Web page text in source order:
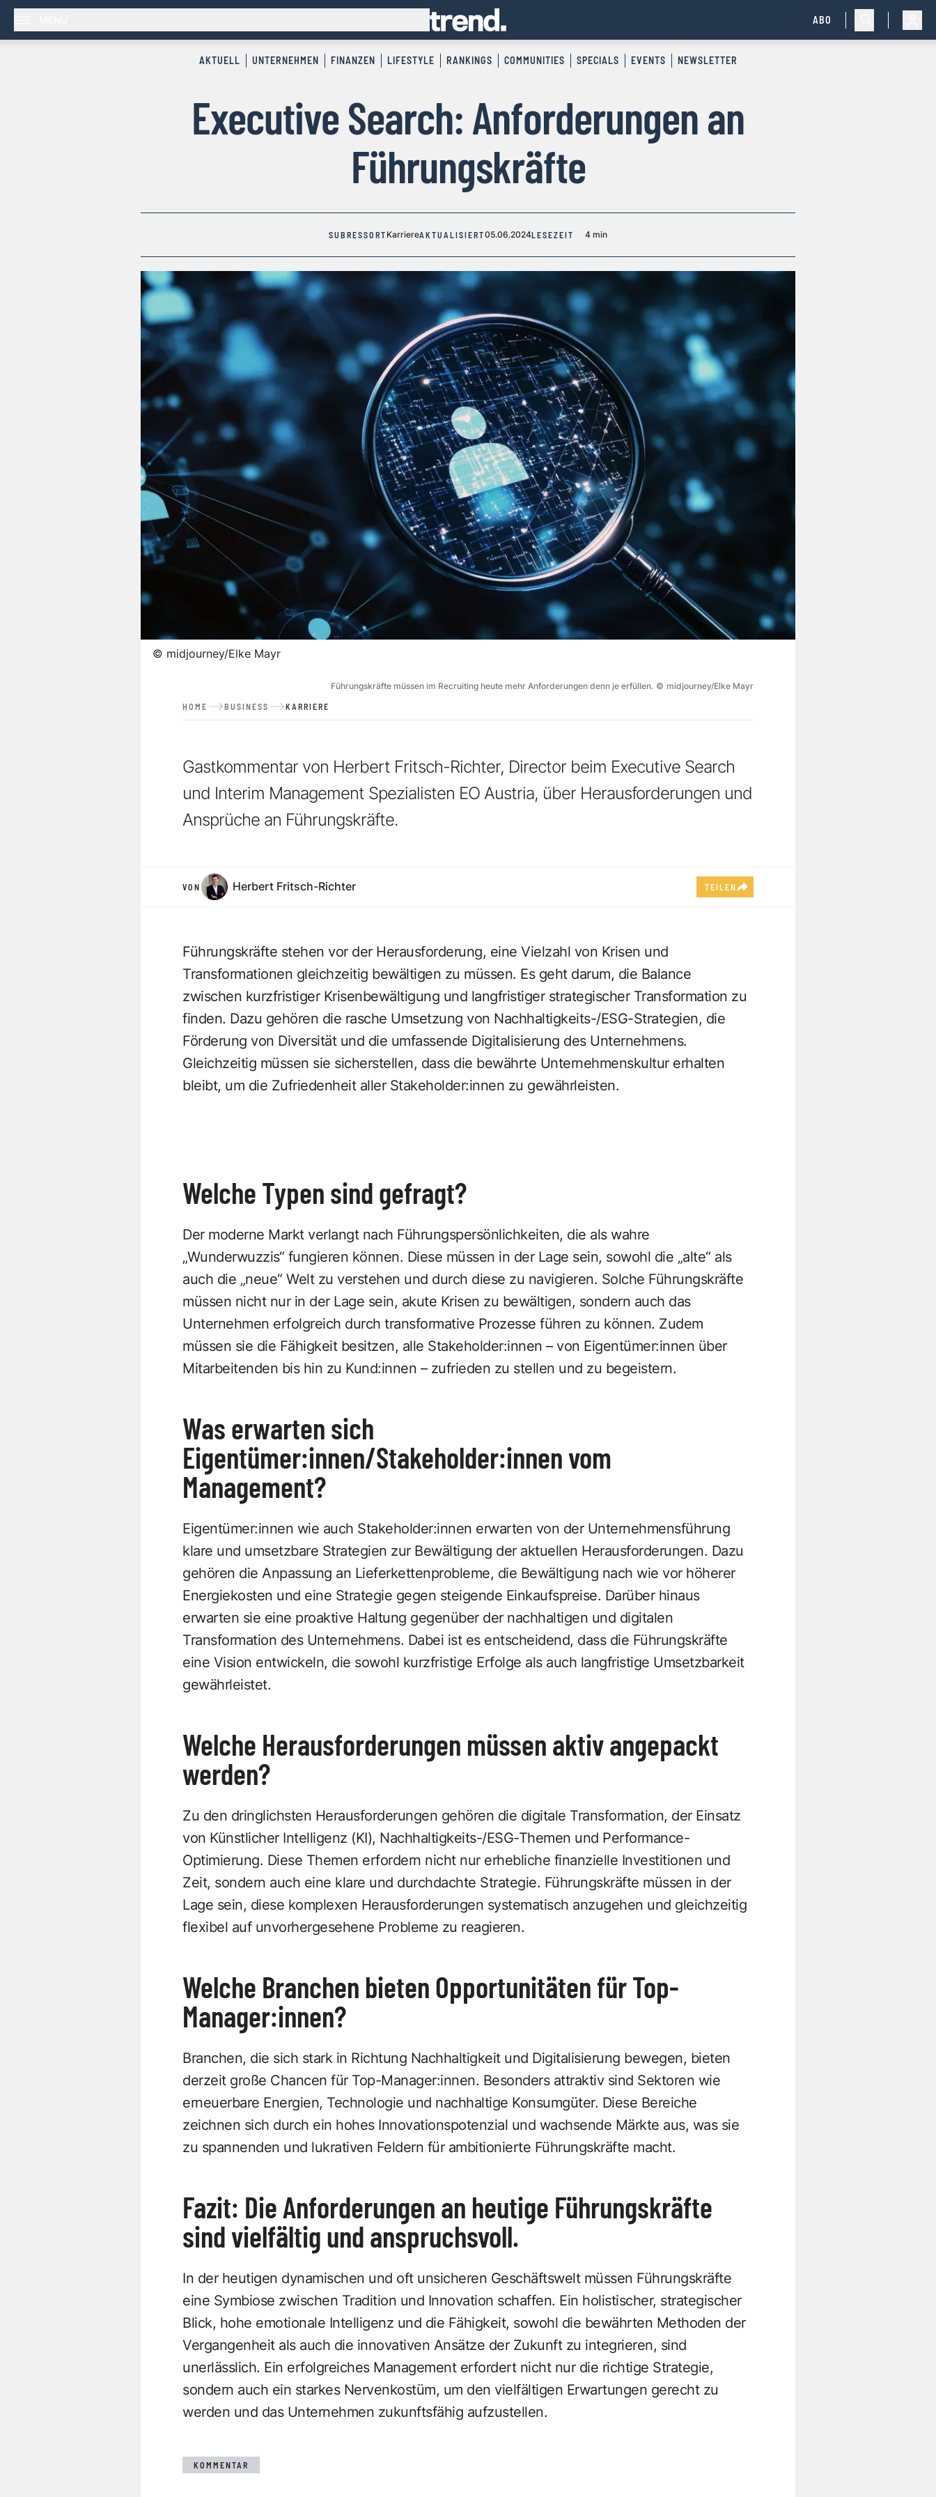
ABO
AKTUELL UNTERNEHMEN FINANZEN LIFESTYLE RANKINGS COMMUNITIES SPECIALS EVENTS NEWSLETTER
Executive Search: Anforderungen an
Führungskräfte
SUBRESSORT KarriereAKTUALISIERT05.06.2024LESEZEIT 4 min
© midjourney/Elke Mayr
Führungskräfte müssen im Recruiting heute mehr Anforderungen denn je erfüllen. © midjourney/Elke Mayr
HOME BUSINESS KARRIERE
Gastkommentar von Herbert Fritsch-Richter, Director beim Executive Search
und Interim Management Spezialisten EO Austria, über Herausforderungen und
Ansprüche an Führungskräfte.
VON Herbert Fritsch-Richter TEILEN
Führungskräfte stehen vor der Herausforderung, eine Vielzahl von Krisen und
Transformationen gleichzeitig bewältigen zu müssen. Es geht darum, die Balance
zwischen kurzfristiger Krisenbewältigung und langfristiger strategischer Transformation zu
finden. Dazu gehören die rasche Umsetzung von Nachhaltigkeits-/ESG-Strategien, die
Förderung von Diversität und die umfassende Digitalisierung des Unternehmens.
Gleichzeitig müssen sie sicherstellen, dass die bewährte Unternehmenskultur erhalten
bleibt, um die Zufriedenheit aller Stakeholder:innen zu gewährleisten.
Welche Typen sind gefragt?
Der moderne Markt verlangt nach Führungspersönlichkeiten, die als wahre
„Wunderwuzzis“ fungieren können. Diese müssen in der Lage sein, sowohl die „alte“ als
auch die „neue“ Welt zu verstehen und durch diese zu navigieren. Solche Führungskräfte
müssen nicht nur in der Lage sein, akute Krisen zu bewältigen, sondern auch das
Unternehmen erfolgreich durch transformative Prozesse führen zu können. Zudem
müssen sie die Fähigkeit besitzen, alle Stakeholder:innen – von Eigentümer:innen über
Mitarbeitenden bis hin zu Kund:innen – zufrieden zu stellen und zu begeistern.
Was erwarten sich
Eigentümer:innen/Stakeholder:innen vom
Management?
Eigentümer:innen wie auch Stakeholder:innen erwarten von der Unternehmensführung
klare und umsetzbare Strategien zur Bewältigung der aktuellen Herausforderungen. Dazu
gehören die Anpassung an Lieferkettenprobleme, die Bewältigung nach wie vor höherer
Energiekosten und eine Strategie gegen steigende Einkaufspreise. Darüber hinaus
erwarten sie eine proaktive Haltung gegenüber der nachhaltigen und digitalen
Transformation des Unternehmens. Dabei ist es entscheidend, dass die Führungskräfte
eine Vision entwickeln, die sowohl kurzfristige Erfolge als auch langfristige Umsetzbarkeit
gewährleistet.
Welche Herausforderungen müssen aktiv angepackt
werden?
Zu den dringlichsten Herausforderungen gehören die digitale Transformation, der Einsatz
von Künstlicher Intelligenz (KI), Nachhaltigkeits-/ESG-Themen und Performance-
Optimierung. Diese Themen erfordern nicht nur erhebliche finanzielle Investitionen und
Zeit, sondern auch eine klare und durchdachte Strategie. Führungskräfte müssen in der
Lage sein, diese komplexen Herausforderungen systematisch anzugehen und gleichzeitig
flexibel auf unvorhergesehene Probleme zu reagieren.
Welche Branchen bieten Opportunitäten für Top-
Manager:innen?
Branchen, die sich stark in Richtung Nachhaltigkeit und Digitalisierung bewegen, bieten
derzeit große Chancen für Top-Manager:innen. Besonders attraktiv sind Sektoren wie
erneuerbare Energien, Technologie und nachhaltige Konsumgüter. Diese Bereiche
zeichnen sich durch ein hohes Innovationspotenzial und wachsende Märkte aus, was sie
zu spannenden und lukrativen Feldern für ambitionierte Führungskräfte macht.
Fazit: Die Anforderungen an heutige Führungskräfte
sind vielfältig und anspruchsvoll.
In der heutigen dynamischen und oft unsicheren Geschäftswelt müssen Führungskräfte
eine Symbiose zwischen Tradition und Innovation schaffen. Ein holistischer, strategischer
Blick, hohe emotionale Intelligenz und die Fähigkeit, sowohl die bewährten Methoden der
Vergangenheit als auch die innovativen Ansätze der Zukunft zu integrieren, sind
unerlässlich. Ein erfolgreiches Management erfordert nicht nur die richtige Strategie,
sondern auch ein starkes Nervenkostüm, um den vielfältigen Erwartungen gerecht zu
werden und das Unternehmen zukunftsfähig aufzustellen.
KOMMENTAR